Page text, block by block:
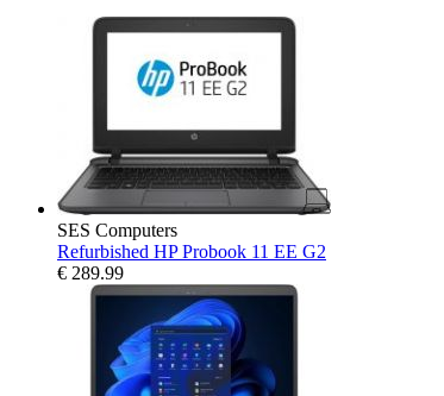
SES Computers
Refurbished HP Probook 11 EE G2
€ 289.99